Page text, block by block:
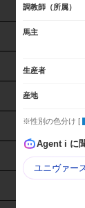
調教師（所属）
馬主
生産者
産地
※性別の色分け [
Agent i に
ユニヴァー